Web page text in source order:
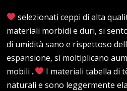
selezionati ceppi di alta
materiali morbidi e duri, si
di umidità sano e rispettoso
espansione, si moltiplicano
mobili ..
I materiali tabella di
naturali e sono leggermente